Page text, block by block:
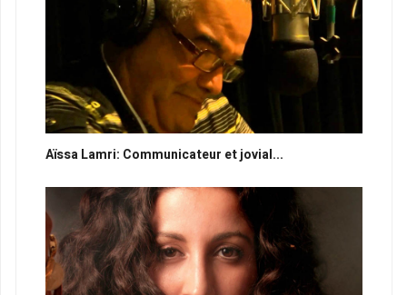
Aïssa Lamri: Communicateur et jovial...